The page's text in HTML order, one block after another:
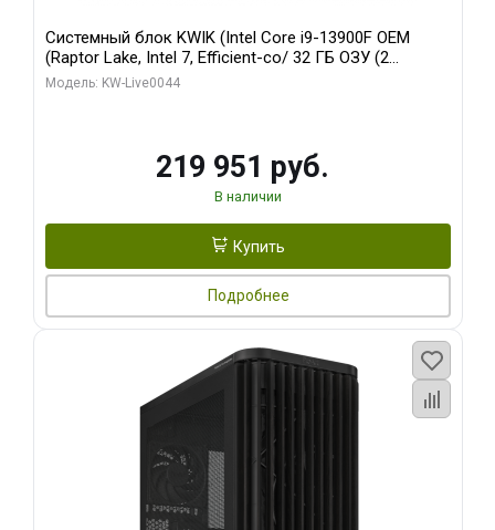
Системный блок KWIK (Intel Core i9-13900F OEM
(Raptor Lake, Intel 7, Efficient-co/ 32 ГБ ОЗУ (2
модуля)/ Gigabyte RTX5070Ti AERO OC 16GB GDDR7
Модель: KW-Live0044
219 951 руб.
В наличии
Купить
Подробнее